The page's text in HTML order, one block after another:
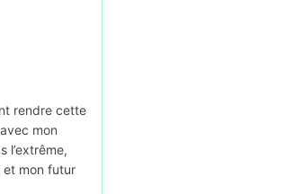
rendre cette
mon
l’extrême,
et mon futur